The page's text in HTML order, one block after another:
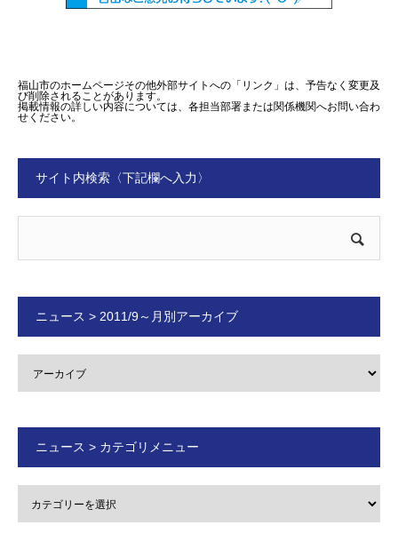
福山市のホームページその他外部サイトへの「リンク」は、予告なく変更及
び削除されることがあります。
掲載情報の詳しい内容については、各担当部署または関係機関へお問い合わ
せください。
サイト内検索〈下記欄へ入力〉
ニュース > 2011/9～月別アーカイブ
ニュース > カテゴリメニュー